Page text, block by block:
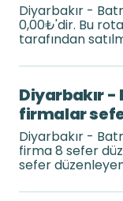
Diyarbakır -
0,00₺'dir. Bu
tarafından
Diyarbakır -
firmalar
Diyarbakır -
firma 8 sefer
sefer